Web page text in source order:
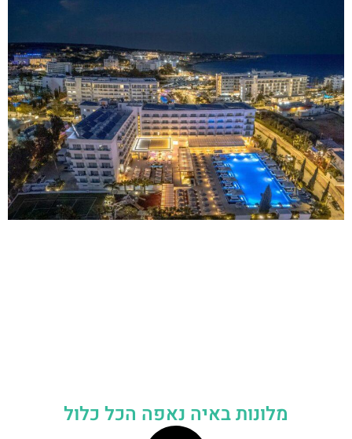
מלונות באיה נאפה הכל כלול